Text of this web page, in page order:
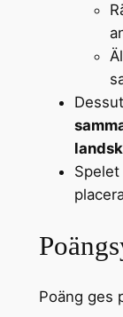
Poäng ges